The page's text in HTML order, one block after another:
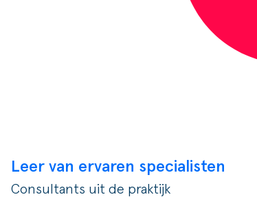
Leer van ervaren specialisten
Consultants uit de praktijk